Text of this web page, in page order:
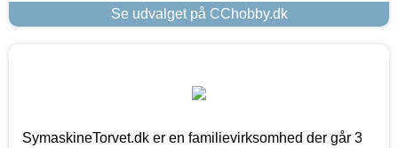
Se udvalget på CChobby.dk
SymaskineTorvet.dk er en familievirksomhed der går 3